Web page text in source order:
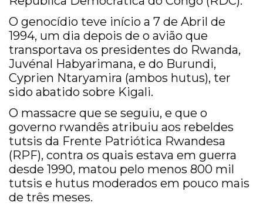
O genocídio teve início a 7 de Abril de
1994, um dia depois de o avião que
transportava os presidentes do Rwanda,
Juvénal Habyarimana, e do Burundi,
Cyprien Ntaryamira (ambos hutus), ter
sido abatido sobre Kigali.
O massacre que se seguiu, e que o
governo rwandês atribuiu aos rebeldes
tutsis da Frente Patriótica Rwandesa
(RPF), contra os quais estava em guerra
desde 1990, matou pelo menos 800 mil
tutsis e hutus moderados em pouco mais
de três meses.